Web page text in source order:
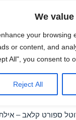
We
your browsing
or content, and
All", you consent to
Reject All
2018
ספורט קלאב –